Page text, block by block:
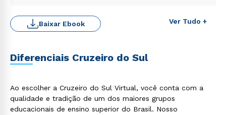
Ver Tudo +
Baixar Ebook
Diferenciais Cruzeiro do Sul
Ao escolher a Cruzeiro do Sul Virtual, você conta com a
qualidade e tradição de um dos maiores grupos
educacionais de ensino superior do Brasil. Nosso
Rápido e fácil
ou